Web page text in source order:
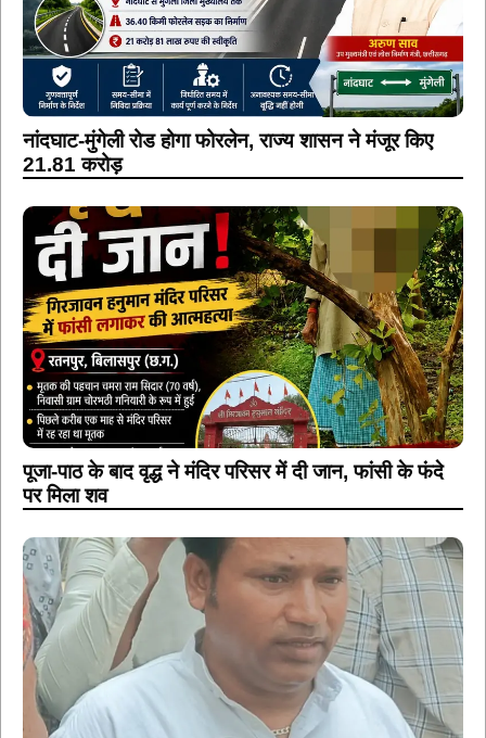
नांदघाट-मुंगेली रोड होगा फोरलेन, राज्य शासन ने मंजूर किए
21.81 करोड़
पूजा-पाठ के बाद वृद्ध ने मंदिर परिसर में दी जान, फांसी के फंदे
पर मिला शव